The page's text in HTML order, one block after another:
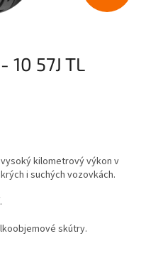
57J TL
kilometrový výkon v
i suchých vozovkách.
skútry.